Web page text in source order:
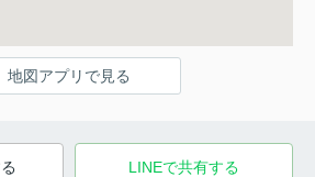
地図アプリで見る
LINEで共有する